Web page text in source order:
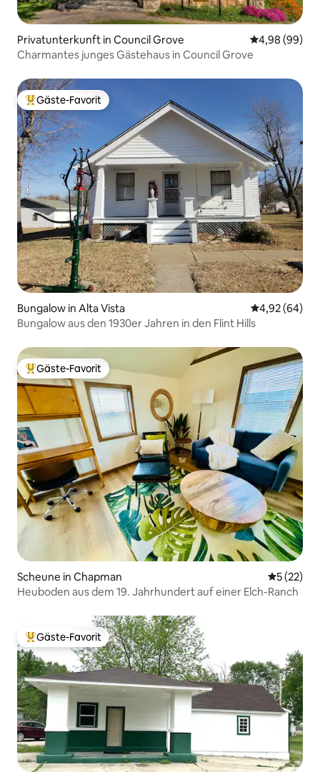
Privatunterkunft in Council Grove
4,98 (99)
Charmantes junges Gästehaus in Council Grove
Beliebter Gäste-Favorit.
Gäste-Favorit
Bungalow in Alta Vista
4,92 (64)
Bungalow aus den 1930er Jahren in den Flint Hills
Beliebter Gäste-Favorit.
Gäste-Favorit
Scheune in Chapman
5 (22)
Heuboden aus dem 19. Jahrhundert auf einer Elch-Ranch
Beliebter Gäste-Favorit.
Gäste-Favorit